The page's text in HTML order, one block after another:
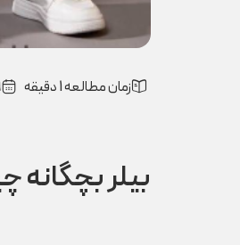
زمان مطالعه 1 دقیقه 9
بیلر بچگانه